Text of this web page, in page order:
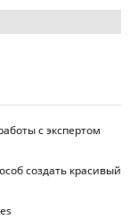
с экспертом
создать красивый